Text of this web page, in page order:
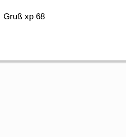
Gruß xp 68